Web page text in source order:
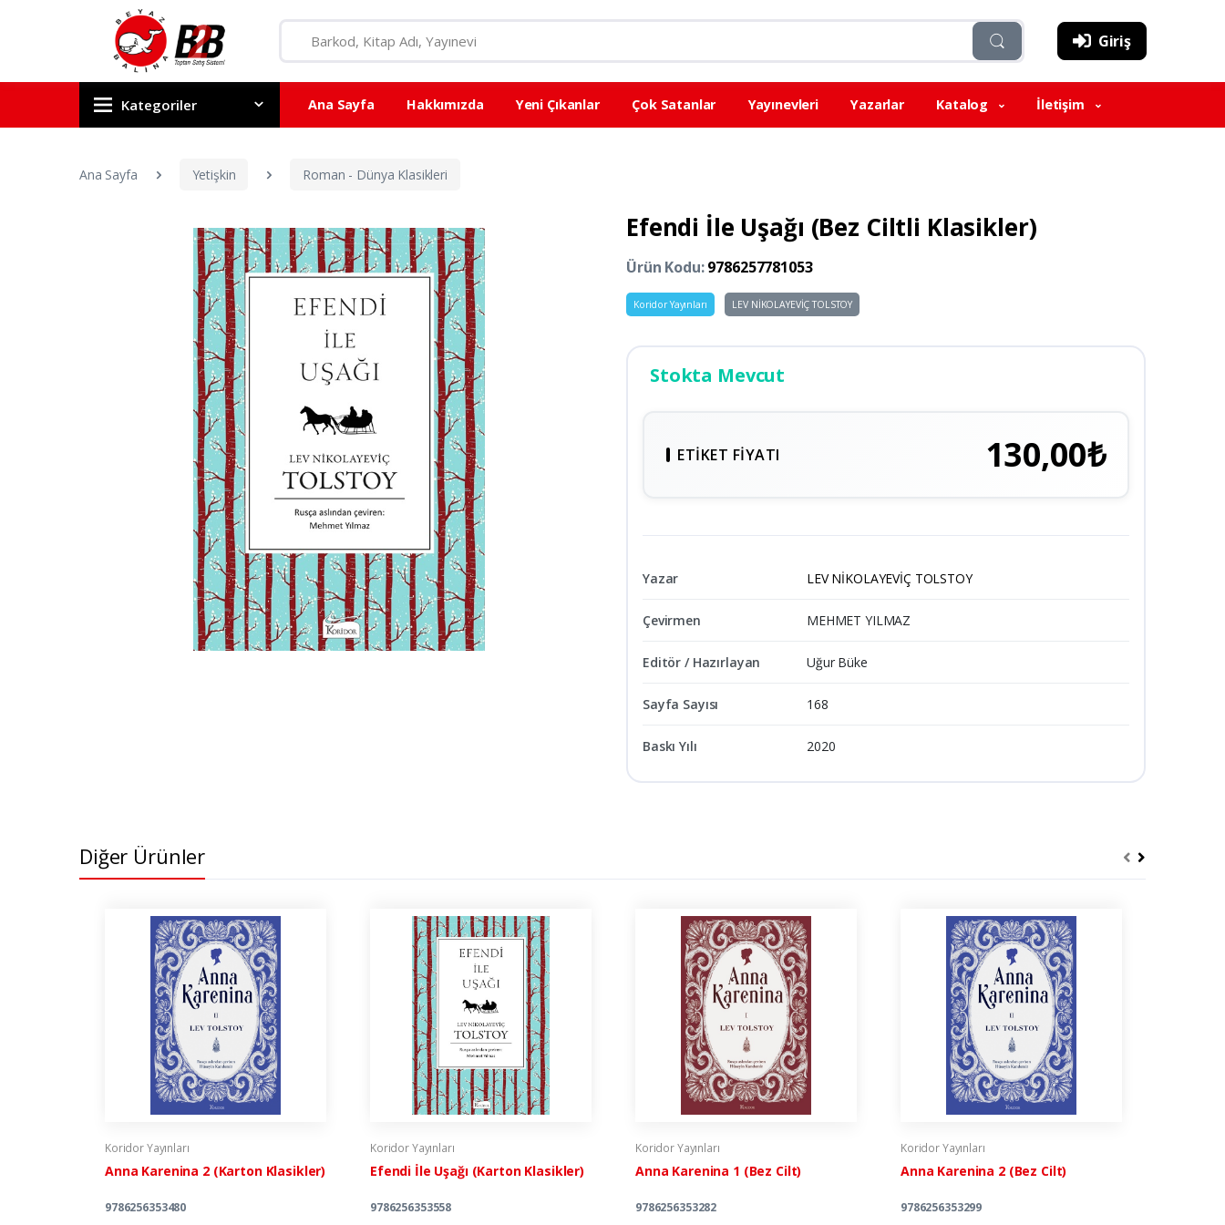
Giriş
Kategoriler Ana Sayfa Hakkımızda Yeni Çıkanlar Çok Satanlar Yayınevleri Yazarlar Katalog İletişim
Ana Sayfa Yetişkin Roman - Dünya Klasikleri
Efendi İle Uşağı (Bez Ciltli Klasikler)
Ürün Kodu:9786257781053
Koridor Yayınları LEV NİKOLAYEVİÇ TOLSTOY
Stokta Mevcut
ETIKET FIYATI 130,00₺
Yazar LEV NİKOLAYEVİÇ TOLSTOY
Çevirmen MEHMET YILMAZ
Editör / Hazırlayan Uğur Büke
Sayfa Sayısı 168
Baskı Yılı 2020
Diğer Ürünler
Koridor Yayınları
Anna Karenina 2 (Karton Klasikler)
9786256353480
Koridor Yayınları
Efendi İle Uşağı (Karton Klasikler)
9786256353558
Koridor Yayınları
Anna Karenina 1 (Bez Cilt)
9786256353282
Koridor Yayınları
Anna Karenina 2 (Bez Cilt)
9786256353299